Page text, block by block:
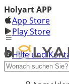
Holyart APP
App Store
Play Store
Hilfe und
Entdecken Sie